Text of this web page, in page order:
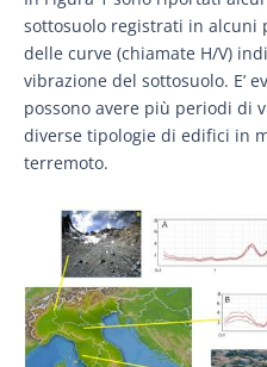
sottosuolo registrati in alcuni
delle curve (chiamate H/V)
vibrazione del sottosuolo. E’
possono avere più periodi di
diverse tipologie di edifici in
terremoto.